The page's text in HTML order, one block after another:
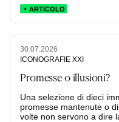
ARTICOLO
30.07.2026
ICONOGRAFIE XXI
Promesse o illusioni?
Una selezione di dieci
promesse mantenute o
volte non servono a dire